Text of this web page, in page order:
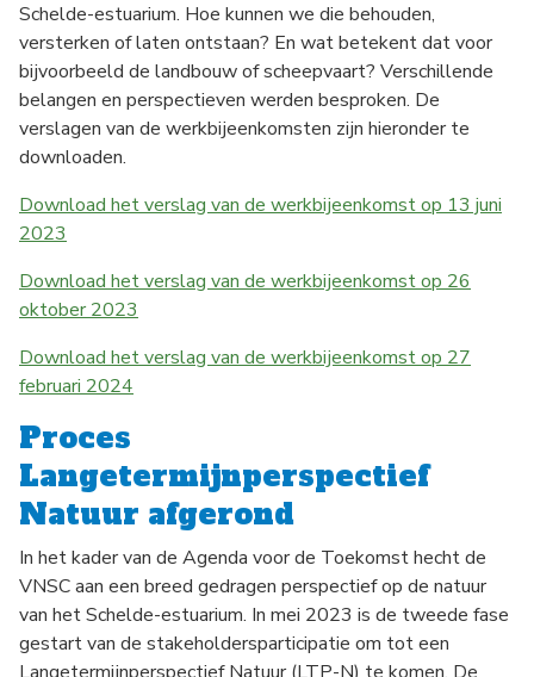
Schelde-estuarium. Hoe kunnen we die behouden,
versterken of laten ontstaan? En wat betekent dat voor
bijvoorbeeld de landbouw of scheepvaart? Verschillende
belangen en perspectieven werden besproken. De
verslagen van de werkbijeenkomsten zijn hieronder te
downloaden.
Download het verslag van de werkbijeenkomst op 13 juni
2023
Download het verslag van de werkbijeenkomst op 26
oktober 2023
Download het verslag van de werkbijeenkomst op 27
februari 2024
Proces
Langetermijnperspectief
Natuur afgerond
In het kader van de Agenda voor de Toekomst hecht de
VNSC aan een breed gedragen perspectief op de natuur
van het Schelde-estuarium. In mei 2023 is de tweede fase
gestart van de stakeholdersparticipatie om tot een